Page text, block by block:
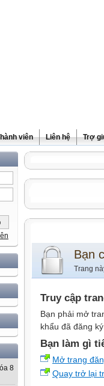
viên Liên hệ Trợ
8
Bạn
Trang
Truy cập
Bạn phải mở
khẩu đã đăng
Bạn làm gì
Mở trang
Quay trở lại